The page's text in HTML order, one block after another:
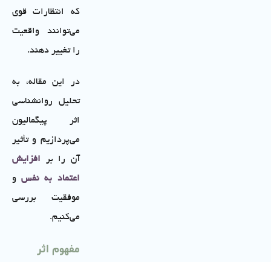
که انتظارات قوی
می‌توانند واقعیت
را تغییر دهند.
در این مقاله، به
تحلیل روانشناسی
اثر پیگمالیون
می‌پردازیم و تأثیر
آن را بر افزایش
اعتماد به نفسو
موفقیت بررسی
می‌کنیم.
مفهوم اثر